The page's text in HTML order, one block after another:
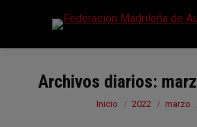
Archivos diarios:
Estás aquí:
Inicio 2022 marzo